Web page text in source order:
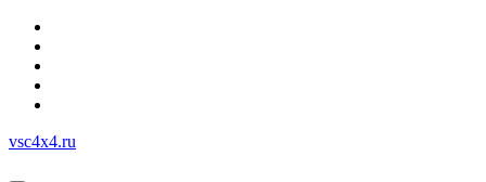
Перейти
содержимому
vsc4x4.ru